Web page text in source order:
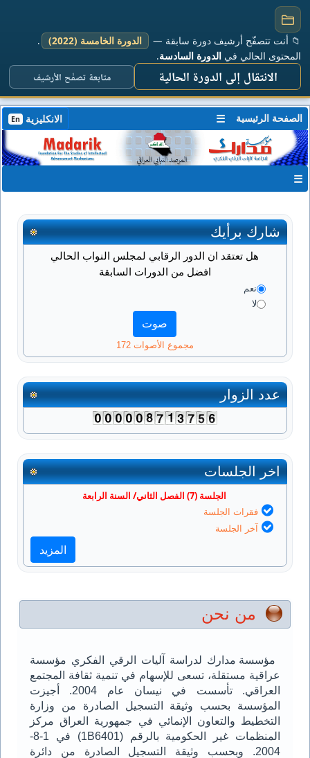
📁 أنت تتصفّح أرشيف دورة سابقة — الدورة الخامسة (2022)
.
المحتوى الحالي في الدورة السادسة.
الانتقال إلى الدورة الحالية متابعة تصفّح الأرشيف
الصفحة الرئيسية ☰ الانكليزية En
☰
شارك برأيك
هل تعتقد ان الدور الرقابي لمجلس النواب الحالي
افضل من الدورات السابقة
نعم
لا
مجموع الأصوات 172
عدد الزوار
اخر الجلسات
الجلسة (7) الفصل الثاني/ السنة الرابعة
فقرات الجلسة
آخر الجلسة
المزيد
من نحن
مؤسسة مدارك لدراسة آليات الرقي الفكري مؤسسة
عراقية مستقلة، تسعى للإسهام في تنمية ثقافة المجتمع
العراقي. تأسست في نيسان عام 2004. أجيزت
المؤسسة بحسب وثيقة التسجيل الصادرة من وزارة
التخطيط والتعاون الإنمائي في جمهورية العراق مركز
المنظمات غير الحكومية بالرقم (1B6401
) في 1-8-
2004. وبحسب وثيقة التسجيل الصادرة من دائرة